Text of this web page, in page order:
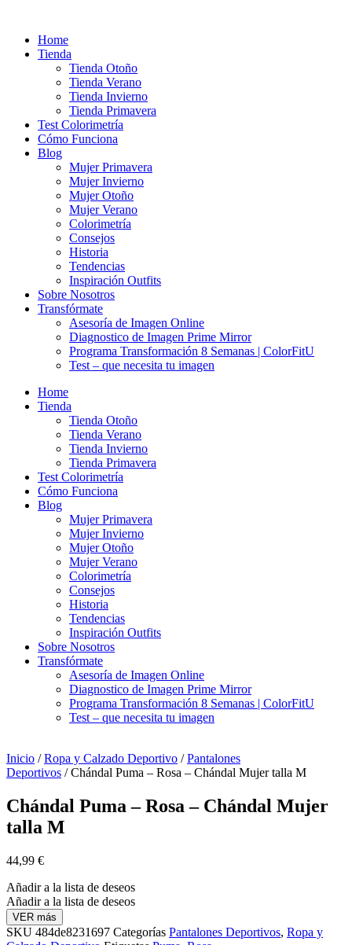
contenidoHome
Tienda
Tienda Otoño
Tienda Verano
Tienda Invierno
Tienda Primavera
Test Colorimetría
Cómo Funciona
Blog
Mujer Primavera
Mujer Invierno
Mujer Otoño
Mujer Verano
Colorimetría
Consejos
Historia
Tendencias
Inspiración Outfits
Sobre Nosotros
Transfórmate
Asesoría de Imagen Online
Diagnostico de Imagen Prime Mirror
Programa Transformación 8 Semanas | ColorFitU
Test – que necesita tu imagen
Home
Tienda
Tienda Otoño
Tienda Verano
Tienda Invierno
Tienda Primavera
Test Colorimetría
Cómo Funciona
Blog
Mujer Primavera
Mujer Invierno
Mujer Otoño
Mujer Verano
Colorimetría
Consejos
Historia
Tendencias
Inspiración Outfits
Sobre Nosotros
Transfórmate
Asesoría de Imagen Online
Diagnostico de Imagen Prime Mirror
Programa Transformación 8 Semanas | ColorFitU
Test – que necesita tu imagen
Inicio /Ropa y Calzado Deportivo /Pantalones
Deportivos / Chándal Puma – Rosa – Chándal Mujer talla M
Chándal Puma – Rosa – Chándal Mujer
talla M
44,99 €
Añadir a la lista de deseos
Añadir a la lista de deseos
VER más
SKU 484de8231697 Categorías Pantalones Deportivos, Ropa y